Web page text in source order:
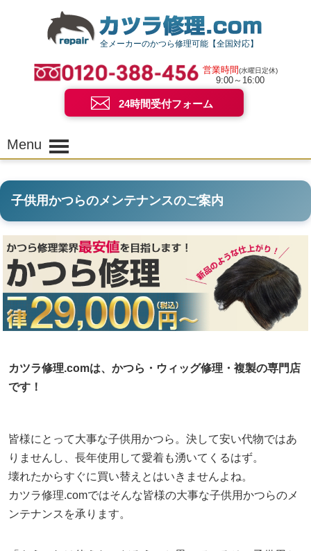
全メーカーのかつら修理可能【全国対応】
営業時間(水曜日定休)
9:00～16:00
24時間受付フォーム
Menu
子供用かつらのメンテナンスのご案内
カツラ修理.comは、かつら・ウィッグ修理・複製の専門店
です！
皆様にとって大事な子供用かつら。決して安い代物ではあ
りませんし、長年使用して愛着も湧いてくるはず。
壊れたからすぐに買い替えとはいきませんよね。
カツラ修理.comではそんな皆様の大事な子供用かつらのメ
ンテナンスを承ります。